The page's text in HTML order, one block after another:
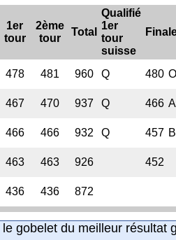
1er
tour
2ème
tour
Total
Qualifié
1er
tour
suisse
478 481 960 Q 480
467 470 937 Q 466
466 466 932 Q 457
463 463 926 452
436 436 872
gobelet du meilleur résultat